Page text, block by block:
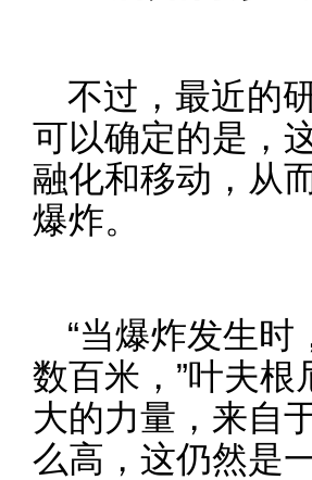
不过，最近的
可以确定的是，
融化和移动，从
爆炸。
“当爆炸发生
数百米，”叶夫根
大的力量，来自
么高，这仍然是